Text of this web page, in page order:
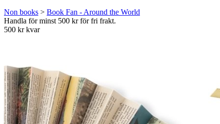
Non books > Book Fan - Around the World
Handla för minst 500 kr för fri frakt.
500 kr kvar